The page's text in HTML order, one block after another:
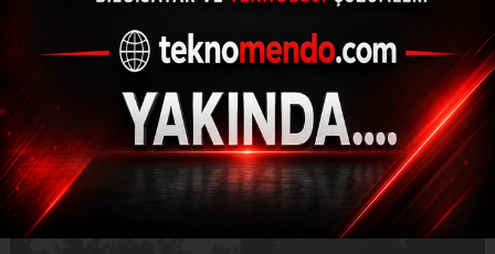
Alevler fakülteye kadar geldi, atlar tahliye
edildi
ABONE OL